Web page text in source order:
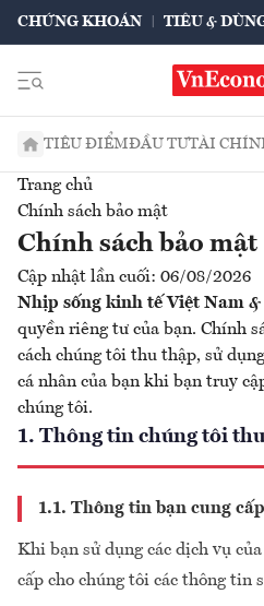
CHỨNG KHOÁN TIÊU &
TIÊU ĐIỂMĐẦU TƯTÀI
Trang chủ
Chính sách bảo mật
Chính sách bảo mật
Cập nhật lần cuối: 06/08/2026
Nhịp sống kinh tế Việt Nam
quyền riêng tư của bạn. Chính
cách chúng tôi thu thập, sử
cá nhân của bạn khi bạn truy
chúng tôi.
1. Thông tin chúng tôi
1.1. Thông tin bạn cung
Khi bạn sử dụng các dịch vụ
cấp cho chúng tôi các thông tin